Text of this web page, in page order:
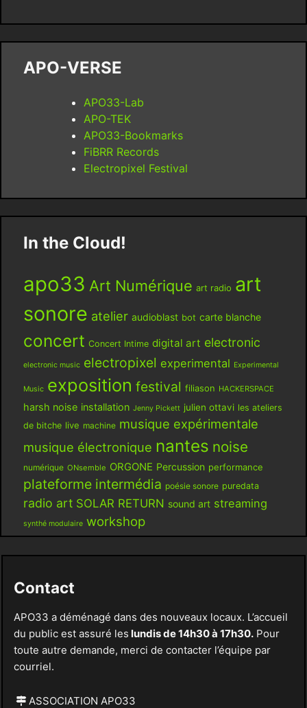
APO-VERSE
APO33-Lab
APO-TEK
APO33-Bookmarks
FiBRR Records
Electropixel Festival
In the Cloud!
apo33 Art Numérique art radio art
sonore atelier audioblast bot carte blanche
concert Concert Intime digital art electronic
electronic music electropixel experimental Experimental
Music exposition festival filiason HACKERSPACE
harsh noise installation Jenny Pickett julien ottavi les ateliers
de bitche live machine musique expérimentale
musique électronique nantes noise
numérique ONsemble ORGONE Percussion performance
plateforme intermédia poésie sonore puredata
radio art SOLAR RETURN sound art streaming
synthé modulaire workshop
Contact
APO33 a déménagé dans des nouveaux locaux. L’accueil
du public est assuré les lundis de 14h30 à 17h30.Pour
toute autre demande, merci de contacter l’équipe par
courriel.
ASSOCIATION APO33